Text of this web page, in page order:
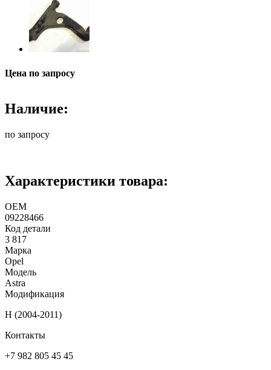
Цена по запросу
Наличие:
по запросу
Характеристики товара:
ОЕМ
09228466
Код детали
3 817
Марка
Opel
Модель
Astra
Модификация
H (2004-2011)
Контакты
+7 982 805 45 45